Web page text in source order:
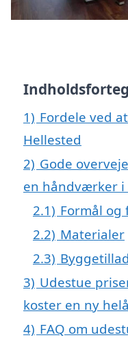
1) Fordele ved
Hellested
2) Gode
en håndværker i
2.1) Formål og
2.2) Materialer
2.3)
3) Udestue
koster en ny
4) FAQ om